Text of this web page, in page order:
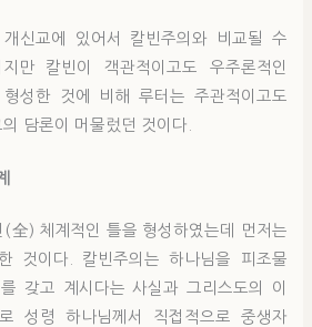
신교에 있어서 칼빈주의와 비교될 수
만 칼빈이 객관적이고도 우주론적인
성한 것에 비해 루터는 주관적이고도
담론이 머물렀던 것이다.
(全) 체계적인 틀을 형성하였는데 먼저는
것이다. 칼빈주의는 하나님을 피조물
갖고 계시다는 사실과 그리스도의 이
성령 하나님께서 직접적으로 중생자